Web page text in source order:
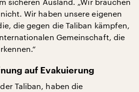
Wir haben unsere eigenen
die gegen die Taliban kämpfen,
Gemeinschaft, die
auf Evakuierung
Taliban, haben die